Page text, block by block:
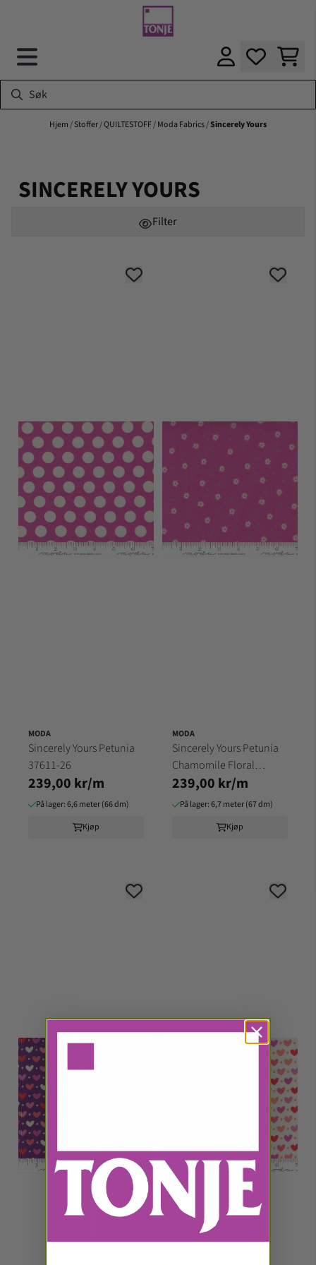
Hjem/Stoffer/QUILTESTOFF/Moda Fabrics/Sincerely Yours
SINCERELY YOURS
Filter
MODA
Sincerely Yours Petunia
37611-26
239,00 kr/m
På lager: 6,6 meter (66 dm)
Kjøp
MODA
Sincerely Yours Petunia
Chamomile Floral
37614-18
239,00 kr/m
På lager: 6,7 meter (67 dm)
Kjøp